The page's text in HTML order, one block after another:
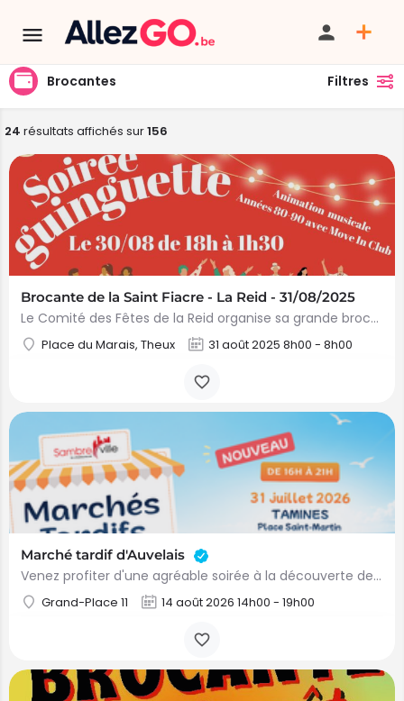
Brocantes Filtres
24 résultats affichés sur156
Brocante de la Saint Fiacre - La Reid - 31/08/2025
Le Comité des Fêtes de la Reid organise sa grande brocante de la Saint Fiacre le dimanche…
Place du Marais, Theux 31 août 2025 8h00 - 8h00
Marché tardif d'Auvelais
Venez profiter d'une agréable soirée à la découverte des artisans, créateurs et producteurs locaux. Au…
Grand-Place 11 14 août 2026 14h00 - 19h00